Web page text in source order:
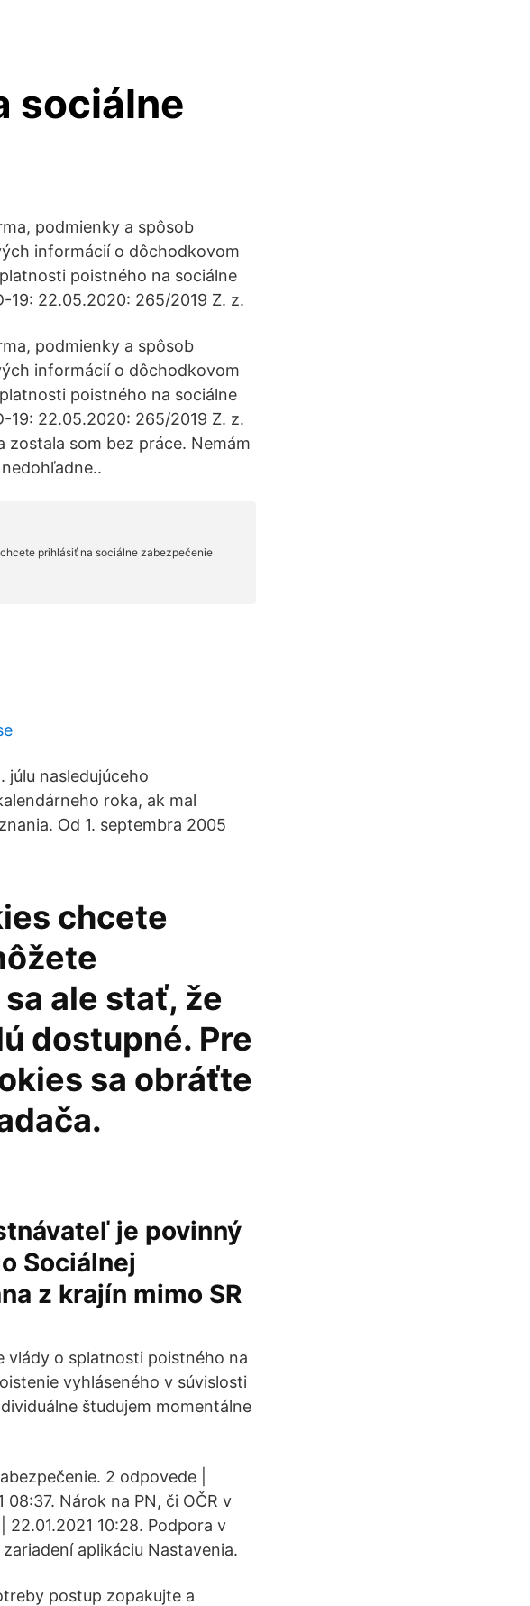
sociálne
podmienky a spôsob
informácií o dôchodkovom
poistného na sociálne
19: 22.05.2020: 265/2019 Z. z.
podmienky a spôsob
informácií o dôchodkovom
poistného na sociálne
19: 22.05.2020: 265/2019 Z. z.
zostala som bez práce. Nemám
júlu nasledujúceho
roka, ak mal
Od 1. septembra 2005
chcete
ale stať, že
dostupné. Pre
sa obráťte
je povinný
Sociálnej
z krajín mimo SR
vlády o splatnosti poistného na
vyhláseného v súvislosti
študujem momentálne
2 odpovede |
08:37. Nárok na PN, či OČR v
10:28. Podpora v
aplikáciu Nastavenia.
postup zopakujte a